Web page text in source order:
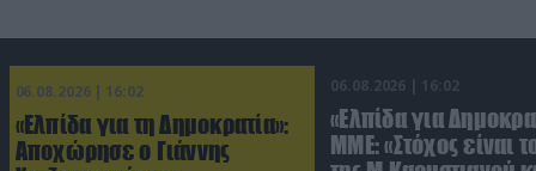
06.08.2026 | 16:02
«Ελπίδα για τη Δημοκρατία»:
Αποχώρησε ο Γιάννης
06.08.2026 | 16:02
«Ελπίδα για
ΜΜΕ: «Στόχος είναι